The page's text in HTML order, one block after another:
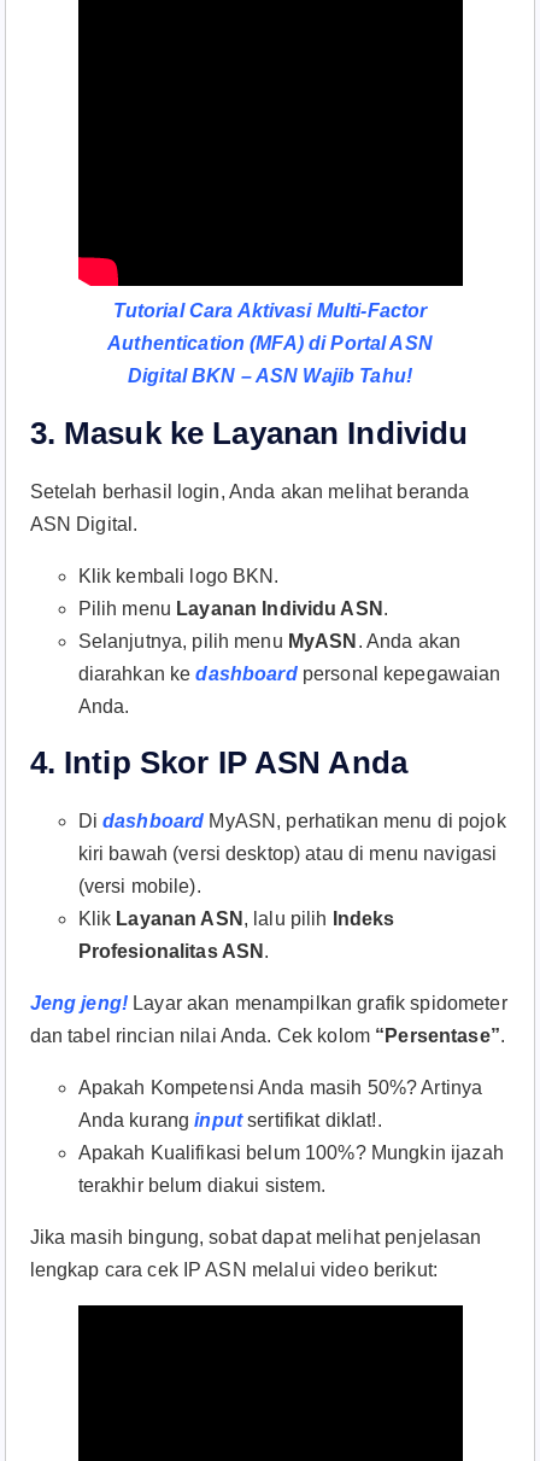
Tutorial Cara Aktivasi Multi-Factor
Authentication (MFA) di Portal ASN
Digital BKN – ASN Wajib Tahu!
3. Masuk ke Layanan Individu
Setelah berhasil login, Anda akan melihat beranda
ASN Digital.
Klik kembali logo BKN.
Pilih menu Layanan Individu ASN .
Selanjutnya, pilih menu MyASN . Anda akan
diarahkan kedashboardpersonal kepegawaian
Anda.
4. Intip Skor IP ASN Anda
Di dashboard MyASN, perhatikan menu di pojok
kiri bawah (versi desktop) atau di menu navigasi
(versi mobile).
Klik Layanan ASN , lalu pilih
Indeks
Profesionalitas ASN .
Jeng jeng!Layar akan menampilkan grafik spidometer
dan tabel rincian nilai Anda. Cek kolom “Persentase”.
Apakah Kompetensi Anda masih 50%? Artinya
Anda kuranginputsertifikat diklat!.
Apakah Kualifikasi belum 100%? Mungkin ijazah
terakhir belum diakui sistem.
Jika masih bingung, sobat dapat melihat penjelasan
lengkap cara cek IP ASN melalui video berikut: